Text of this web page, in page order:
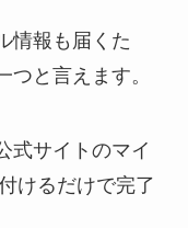
情報も届くた
と言えます。
式サイトのマイ
けるだけで完了